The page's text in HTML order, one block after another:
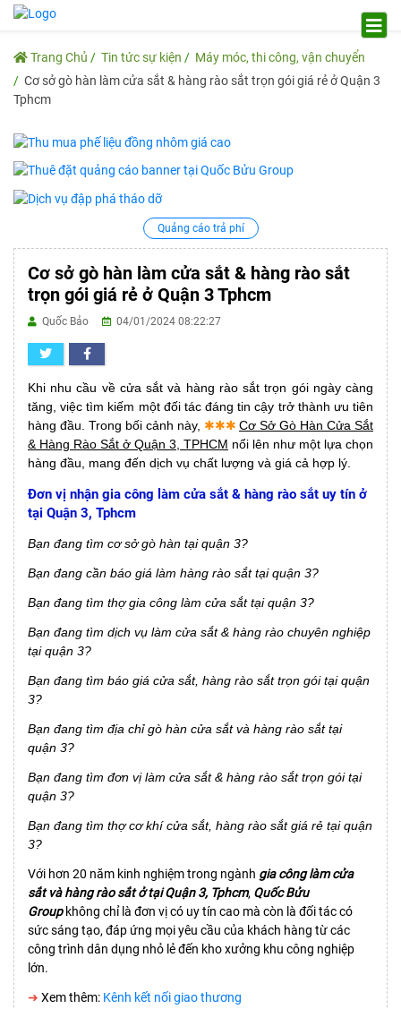
Trang Chủ Tin tức sự kiện
Máy móc, thi công, vận chuyển
Cơ sở gò hàn làm cửa sắt & hàng rào sắt trọn gói giá rẻ ở Quận 3
Tphcm
Quảng cáo trả phí
Cơ sở gò hàn làm cửa sắt & hàng rào sắt
trọn gói giá rẻ ở Quận 3 Tphcm
Quốc Bảo 04/01/2024 08:22:27
Khi nhu cầu về cửa sắt và hàng rào sắt trọn gói ngày càng
tăng, việc tìm kiếm một đối tác đáng tin cậy trở thành ưu tiên
hàng đầu. Trong bối cảnh này, ✱✱✱ Cơ Sở Gò Hàn Cửa Sắt
& Hàng Rào Sắt ở Quận 3, TPHCM nổi lên như một lựa chọn
hàng đầu, mang đến dịch vụ chất lượng và giá cả hợp lý.
Đơn vị nhận gia công làm cửa sắt & hàng rào sắt uy tín ở
tại Quận 3, Tphcm
Bạn đang tìm cơ sở gò hàn tại quận 3?
Bạn đang cần báo giá làm hàng rào sắt tại quận 3?
Bạn đang tìm thợ gia công làm cửa sắt tại quận 3?
Bạn đang tìm dịch vụ làm cửa sắt & hàng rào chuyên nghiệp
tại quận 3?
Bạn đang tìm báo giá cửa sắt, hàng rào sắt trọn gói tại quận
3?
Bạn đang tìm địa chỉ gò hàn cửa sắt và hàng rào sắt tại
quận 3?
Bạn đang tìm đơn vị làm cửa sắt & hàng rào sắt trọn gói tại
quận 3?
Bạn đang tìm thợ cơ khí cửa sắt, hàng rào sắt giá rẻ tại quận
3?
Với hơn 20 năm kinh nghiệm trong ngành gia công làm cửa
sắt và hàng rào sắt ở tại Quận 3, Tphcm, Quốc Bửu
Groupkhông chỉ là đơn vị có uy tín cao mà còn là đối tác có
sức sáng tạo, đáp ứng mọi yêu cầu của khách hàng từ các
công trình dân dụng nhỏ lẻ đến kho xưởng khu công nghiệp
lớn.
➜ Xem thêm: Kênh kết nối giao thương